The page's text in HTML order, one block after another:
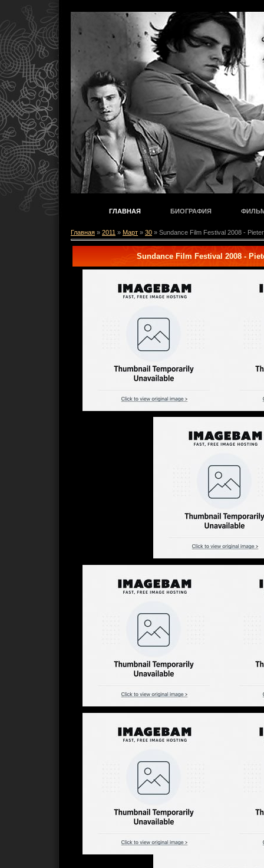
ГЛАВНАЯ БИОГРАФИЯ
Главная » 2011 » Март » 30 » Sundance Film Festival 2008 -
Sundance Film Festival 2008 -